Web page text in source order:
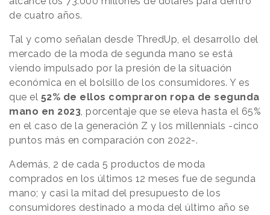
de cuatro años.
Tal y como señalan desde ThredUp, el desarrollo del
mercado de la moda de segunda mano se está
viendo impulsado por la presión de la situación
económica en el bolsillo de los consumidores. Y es
que el 52% de ellos compraron ropa de segunda
mano en 2023 , porcentaje que se eleva hasta el 65%
en el caso de la generación Z y los millennials -cinco
puntos más en comparación con 2022-.
Además, 2 de cada 5 productos de moda
comprados en los últimos 12 meses fue de segunda
mano; y casi la mitad del presupuesto de los
consumidores destinado a moda del último año se